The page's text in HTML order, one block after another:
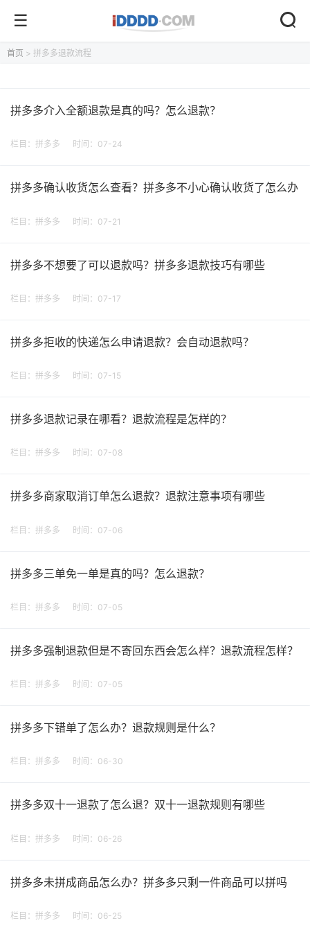
首页 > 拼多多退款流程
拼多多介入全额退款是真的吗？怎么退款？
栏目： 拼多多 时间：07-24
拼多多确认收货怎么查看？拼多多不小心确认收货了怎么办
栏目： 拼多多 时间：07-21
拼多多不想要了可以退款吗？拼多多退款技巧有哪些
栏目： 拼多多 时间：07-17
拼多多拒收的快递怎么申请退款？会自动退款吗？
栏目： 拼多多 时间：07-15
拼多多退款记录在哪看？退款流程是怎样的？
栏目： 拼多多 时间：07-08
拼多多商家取消订单怎么退款？退款注意事项有哪些
栏目： 拼多多 时间：07-06
拼多多三单免一单是真的吗？怎么退款？
栏目： 拼多多 时间：07-05
拼多多强制退款但是不寄回东西会怎么样？退款流程怎样？
栏目： 拼多多 时间：07-05
拼多多下错单了怎么办？退款规则是什么？
栏目： 拼多多 时间：06-30
拼多多双十一退款了怎么退？双十一退款规则有哪些
栏目： 拼多多 时间：06-26
拼多多未拼成商品怎么办？拼多多只剩一件商品可以拼吗
栏目： 拼多多 时间：06-25